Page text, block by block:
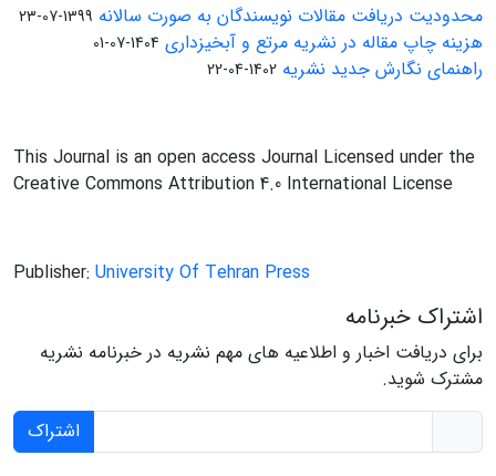
محدودیت دریافت مقالات نویسندگان به صورت سالانه 1399-07-23
هزینه چاپ مقاله در نشریه مرتع و آبخیزداری 1404-07-01
راهنمای نگارش جدید نشریه 1402-04-22
This Journal is an open access Journal Licensed under the
Creative Commons Attribution 4.0 International License
Publisher: University Of Tehran Press
اشتراک خبرنامه
برای دریافت اخبار و اطلاعیه های مهم نشریه در خبرنامه نشریه
مشترک شوید.
اشتراک